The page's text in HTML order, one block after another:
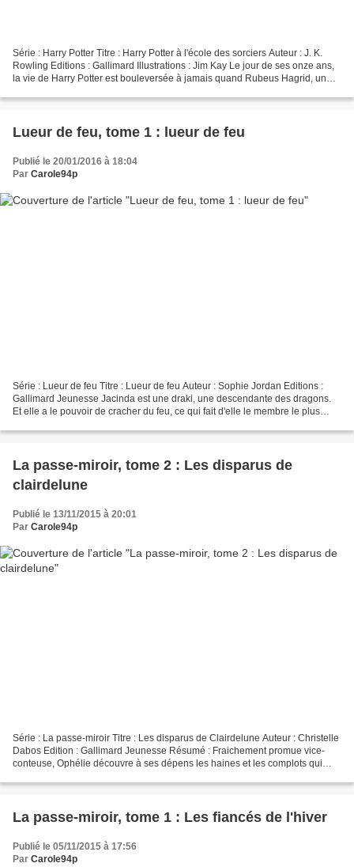
Série : Harry Potter Titre : Harry Potter à l'école des sorciers Auteur : J. K.
Rowling Editions : Gallimard Illustrations : Jim Kay Le jour de ses onze ans,
la vie de Harry Potter est bouleversée à jamais quand Rubeus Hagrid, un
Lueur de feu, tome 1 : lueur de feu
Publié le 20/01/2016 à 18:04
Par Carole94p
Série : Lueur de feu Titre : Lueur de feu Auteur : Sophie Jordan Editions :
Gallimard Jeunesse Jacinda est une draki, une descendante des dragons.
Et elle a le pouvoir de cracher du feu, ce qui fait d'elle le membre le plus
La passe-miroir, tome 2 : Les disparus de
clairdelune
Publié le 13/11/2015 à 20:01
Par Carole94p
Série : La passe-miroir Titre : Les disparus de Clairdelune Auteur : Christelle
Dabos Edition : Gallimard Jeunesse Résumé : Fraichement promue vice-
conteuse, Ophélie découvre à ses dépens les haines et les complots qui
La passe-miroir, tome 1 : Les fiancés de l'hiver
Publié le 05/11/2015 à 17:56
Par Carole94p